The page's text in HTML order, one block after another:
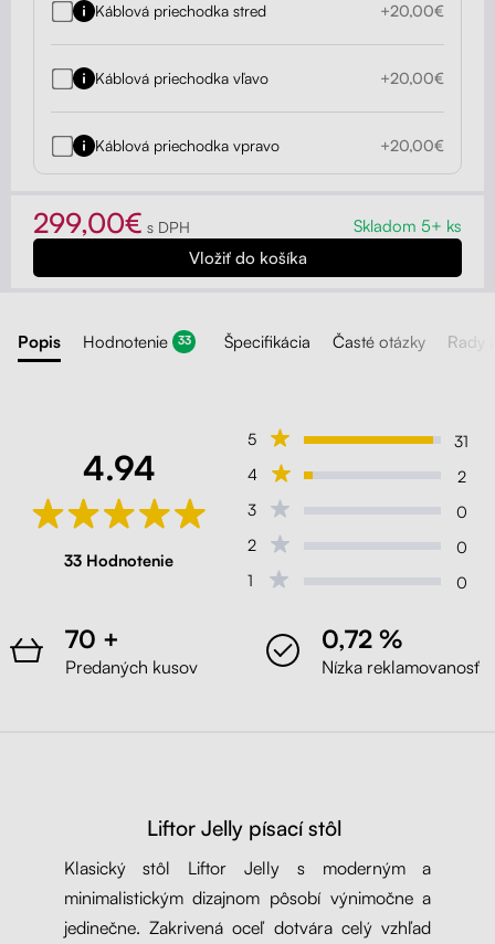
Káblová priechodka stred +20,00€
Káblová priechodka vľavo +20,00€
Káblová priechodka vpravo +20,00€
299,00€ s DPH Skladom 5+ ks
Popis Hodnotenie 33 Špecifikácia Časté otázky Rady
4.94
33 Hodnotenie
5
31
4
2
3
0
2
0
1
0
70 +
Predaných kusov
0,72 %
Nízka reklamovanosť
Liftor Jelly písací stôl
Klasický stôl Liftor Jelly s moderným a
minimalistickým dizajnom pôsobí výnimočne a
jedinečne. Zakrivená oceľ dotvára celý vzhľad